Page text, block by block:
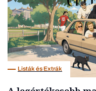
Listák és Extrák